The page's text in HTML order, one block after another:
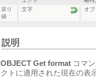
戻り
値
文字 オ
説明
OBJECT Get format コマ
クトに適用された現在の表